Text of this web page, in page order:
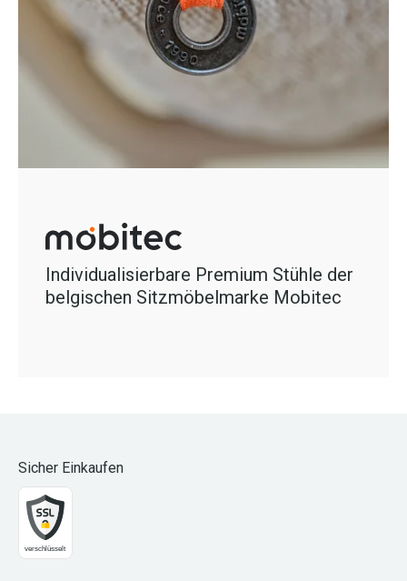
Individualisierbare Premium Stühle der
belgischen Sitzmöbelmarke Mobitec
Sicher Einkaufen